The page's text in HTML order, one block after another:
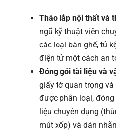
Tháo lắp nội thất và
ngũ kỹ thuật viên
các loại bàn ghế, tủ
điện tử một cách an
Đóng gói tài liệu và
giấy tờ quan trọng
được phân loại,
liệu chuyên dụng
mút xốp) và dán